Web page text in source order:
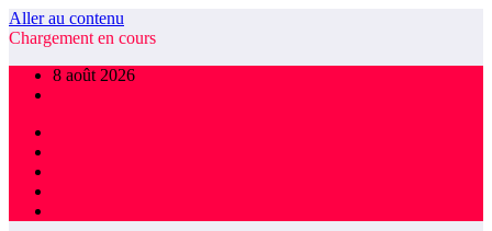
Aller au contenu
Chargement en cours
8 août 2026